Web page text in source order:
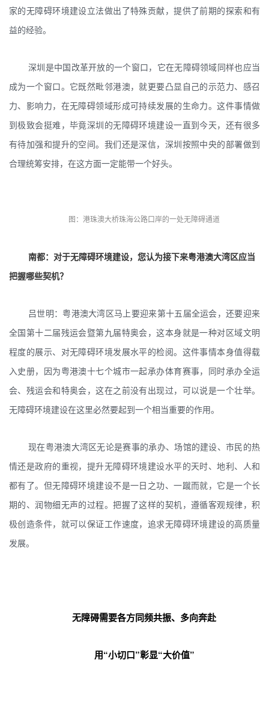
家的无障碍环境建设立法做出了特殊贡献，提供了前期的探索和有
益的经验。
深圳是中国改革开放的一个窗口，它在无障碍领域同样也应当
成为一个窗口。它既然毗邻港澳，就更要凸显自己的示范力、感召
力、影响力，在无障碍领域形成可持续发展的生命力。这件事情做
到极致会挺难，毕竟深圳的无障碍环境建设一直到今天，还有很多
有待加强和提升的空间。我们还是深信，深圳按照中央的部署做到
合理统筹安排，在这方面一定能带一个好头。
图：港珠澳大桥珠海公路口岸的一处无障碍通道
南都：对于无障碍环境建设，您认为接下来粤港澳大湾区应当
把握哪些契机？
吕世明：粤港澳大湾区马上要迎来第十五届全运会，还要迎来
全国第十二届残运会暨第九届特奥会，这本身就是一种对区域文明
程度的展示、对无障碍环境发展水平的检阅。这件事情本身值得载
入史册，因为粤港澳十七个城市一起承办体育赛事，同时承办全运
会、残运会和特奥会，这在之前没有出现过，可以说是一个壮举。
无障碍环境建设在这里必然要起到一个相当重要的作用。
现在粤港澳大湾区无论是赛事的承办、场馆的建设、市民的热
情还是政府的重视，提升无障碍环境建设水平的天时、地利、人和
都有了。但无障碍环境建设不是一日之功、一蹴而就，它是一个长
期的、润物细无声的过程。把握了这样的契机，遵循客观规律，积
极创造条件，就可以保证工作速度，追求无障碍环境建设的高质量
发展。
无障碍需要各方同频共振、多向奔赴
用“小切口”彰显“大价值”